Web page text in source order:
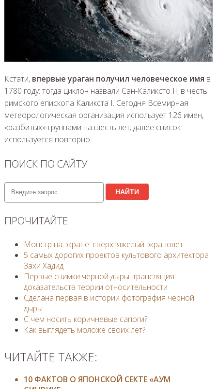
Кстати, впервые ураган получил человеческое имя в
1780 году: тогда циклон назвали Сан-Каликсто II, в честь
римского епископа Каликста I. Сегодня Всемирная
метеорологическая организация использует 126 имен,
«разбитых» группами на шесть лет; далее список
используется повторно.
ПОИСК ПО САЙТУ
НАЙТИ
ПРОЧИТАЙТЕ:
Монстр на экране: сверхтяжелый экранолет
5 самых дорогих проектов культового архитектора
Захи Хадид
Первые снимки черной дыры: трансляция
доказательств теории относительности
Сделана первая в истории фотография чёрной
дыры
С чем носить коричневые сапоги?
Как выглядеть моложе своих лет?
ЧИТАЙТЕ ТАКЖЕ:
10 ФАКТОВ О ЯПОНСКОЙ СЕКТЕ «АУМ